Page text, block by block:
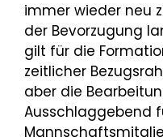
immer wieder neu
der Bevorzugung
gilt für die
zeitlicher
aber die
Ausschlaggebend